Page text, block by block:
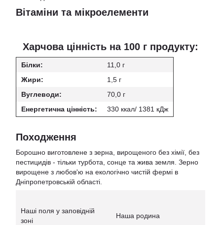
Вітаміни та мікроелементи
Харчова цінність на 100 г продукту:
Білки:
11,0 г
Жири:
1,5 г
Вуглеводи:
70,0 г
Енергетична цінність:
330 ккал/ 1381 кДж
Походження
Борошно виготовлене з зерна, вирощеного без хімії, без
пестицидів - тільки турбота, сонце та жива земля. Зерно
вирощене з любов'ю на екологічно чистій фермі в
Дніпропетровській області.
Наші поля у заповідній
зоні
Наша родина